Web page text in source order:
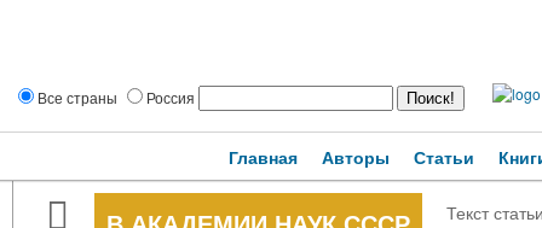
Все страны Россия
Главная Авторы Статьи
Текст